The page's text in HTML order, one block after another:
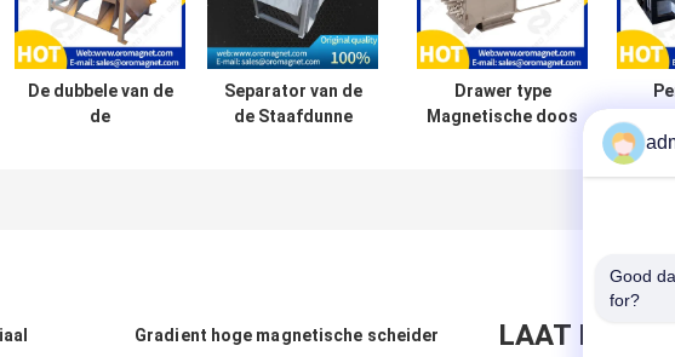
De dubbele van de
de
Separator van de
de Staafdunne
Drawer type
Magnetische doos
voor
Gradient hoge magnetische scheider LAAT
Good
for?